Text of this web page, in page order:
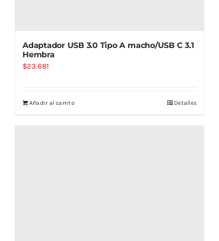
Adaptador USB 3.0 Tipo A macho/USB C 3.1
Hembra
$23.681
Añadir al carrito Detalles